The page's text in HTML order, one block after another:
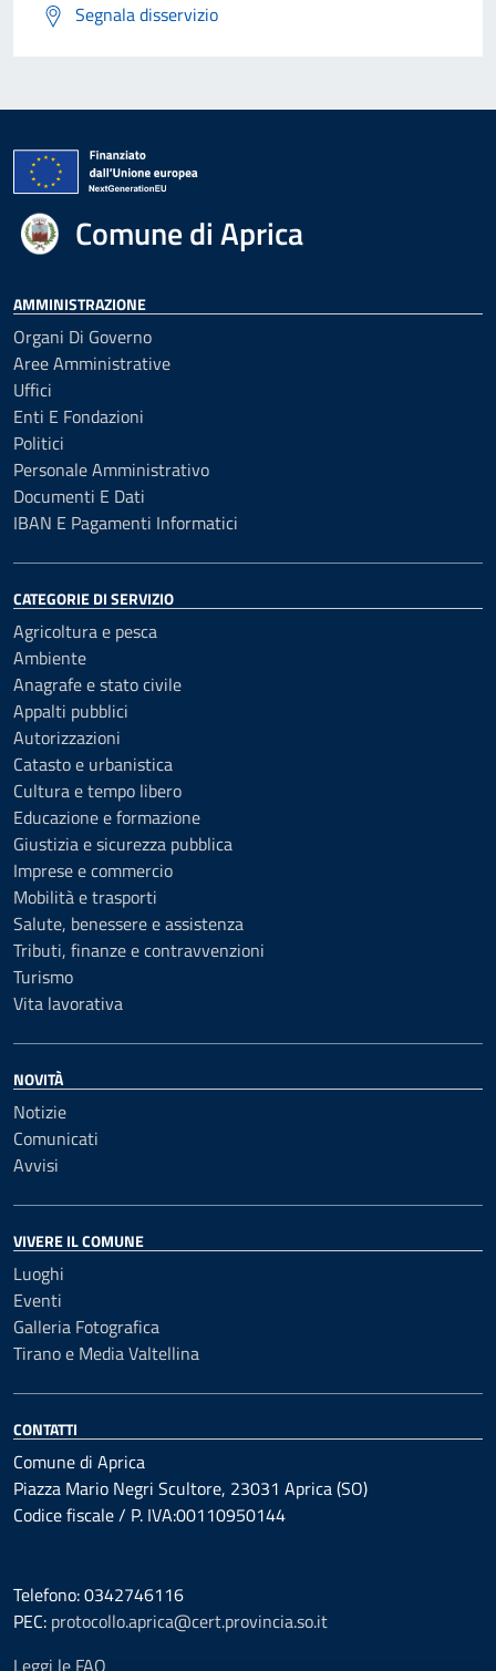
Segnala disservizio
Comune di Aprica
AMMINISTRAZIONE
Organi Di Governo
Aree Amministrative
Uffici
Enti E Fondazioni
Politici
Personale Amministrativo
Documenti E Dati
IBAN E Pagamenti Informatici
CATEGORIE DI SERVIZIO
Agricoltura e pesca
Ambiente
Anagrafe e stato civile
Appalti pubblici
Autorizzazioni
Catasto e urbanistica
Cultura e tempo libero
Educazione e formazione
Giustizia e sicurezza pubblica
Imprese e commercio
Mobilità e trasporti
Salute, benessere e assistenza
Tributi, finanze e contravvenzioni
Turismo
Vita lavorativa
NOVITÀ
Notizie
Comunicati
Avvisi
VIVERE IL COMUNE
Luoghi
Eventi
Galleria Fotografica
Tirano e Media Valtellina
CONTATTI
Comune di Aprica
Piazza Mario Negri Scultore, 23031 Aprica (SO)
Codice fiscale / P. IVA:00110950144
Telefono: 0342746116
PEC: protocollo.aprica@cert.provincia.so.it
Leggi le FAQ